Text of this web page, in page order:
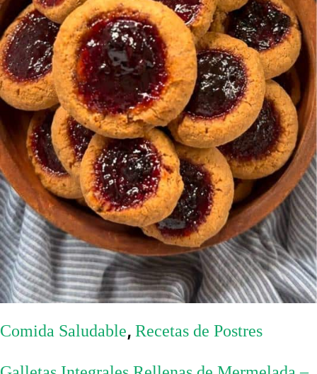
Comida Saludable, Recetas de Postres